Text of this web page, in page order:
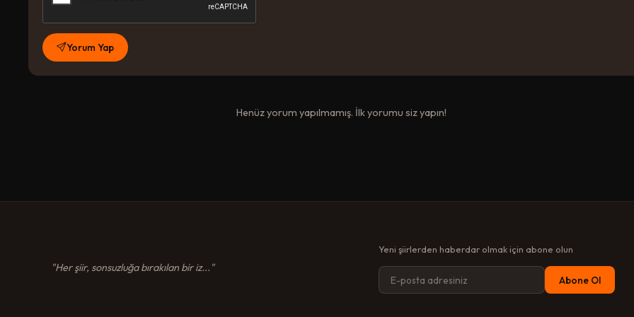
Yorum Yap
Henüz yorum yapılmamış. İlk yorumu siz yapın!
"Her şiir, sonsuzluğa bırakılan bir iz..."
Yeni şiirlerden haberdar olmak için abone olun
Abone Ol